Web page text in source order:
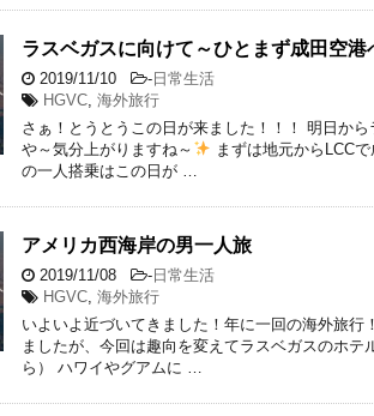
ラスベガスに向けて～ひとまず成田空港
2019/11/10 - 日常生活
HGVC, 海外旅行
さぁ！とうとうこの日が来ました！！！ 明日か
や～気分上がりますね～
まずは地元からLCC
の一人搭乗はこの日が …
アメリカ西海岸の男一人旅
2019/11/08 - 日常生活
HGVC, 海外旅行
いよいよ近づいてきました！年に一回の海外旅
ましたが、今回は趣向を変えてラスベガスのホテ
ら） ハワイやグアムに …